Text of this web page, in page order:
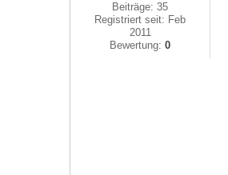
Beiträge: 35
Registriert seit: Feb
2011
Bewertung:0